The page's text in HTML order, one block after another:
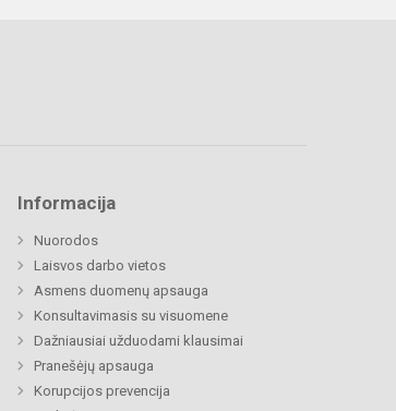
Informacija
Nuorodos
Laisvos darbo vietos
Asmens duomenų apsauga
Konsultavimasis su visuomene
Dažniausiai užduodami klausimai
Pranešėjų apsauga
Korupcijos prevencija